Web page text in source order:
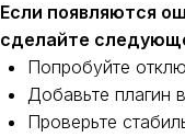
Если появляются
сделайте
Попробуйте
Добавьте плагин
Проверьте